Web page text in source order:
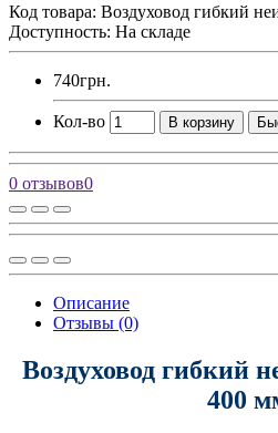
Код товара: Воздуховод гибкий
Доступность: На складе
740грн.
Кол-во В корзину
0 отзывов0
Описание
Отзывы (0)
Воздуховод гибкий
400